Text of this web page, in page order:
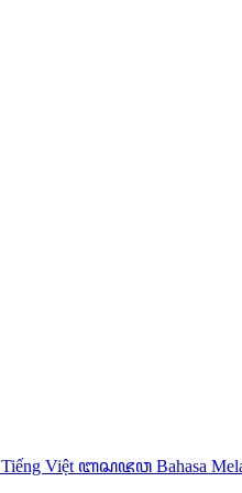
Tiếng Việt ꦧꦱꦗꦮ Bahasa